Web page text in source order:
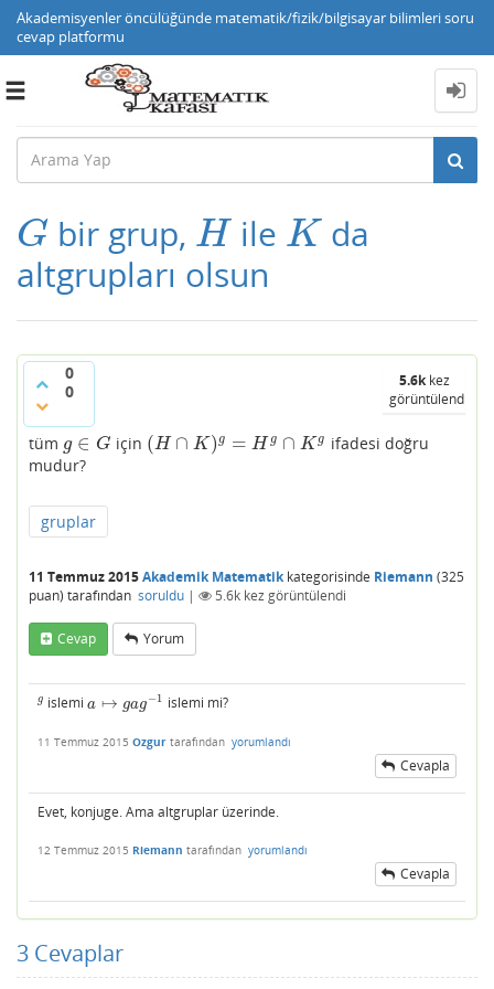
Akademisyenler öncülüğünde matematik/fizik/bilgisayar bilimleri soru
cevap platformu
Toggle
G
G bir grup, H
H ile K
K da
altgrupları olsun
0
0
5.6kkez
görüntülendi
tüm g ∈ G
g∈G için (H ∩ K)g = H g ∩ K g
(H∩ K) g=Hg ∩K g
ifadesi doğru
mudur?
gruplar
11 Temmuz 2015Akademik Matematikkategorisinde Riemann (325
puan) tarafından soruldu | 5.6k kez görüntülendi
Cevap Yorum
g
g islemia ↦ gag−1
a↦ga g−1 islemi mi?
11 Temmuz 2015 Ozgur tarafından yorumlandı
Cevapla
Evet, konjuge. Ama altgruplar üzerinde.
12 Temmuz 2015 Riemann tarafından yorumlandı
Cevapla
3 Cevaplar